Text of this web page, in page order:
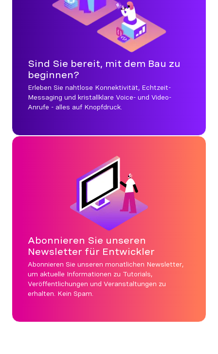
Sind Sie bereit, mit dem Bau zu
beginnen?
Erleben Sie nahtlose Konnektivität, Echtzeit-
Messaging und kristallklare Voice- und Video-
Anrufe - alles auf Knopfdruck.
Abonnieren Sie unseren
Newsletter für Entwickler
Abonnieren Sie unseren monatlichen Newsletter,
um aktuelle Informationen zu Tutorials,
Veröffentlichungen und Veranstaltungen zu
erhalten. Kein Spam.